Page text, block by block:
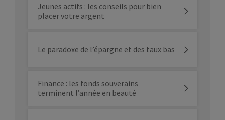
Jeunes actifs : les conseils pour bien
placer votre argent
Le paradoxe de l’épargne et des taux bas
Finance : les fonds souverains
terminent l’année en beauté